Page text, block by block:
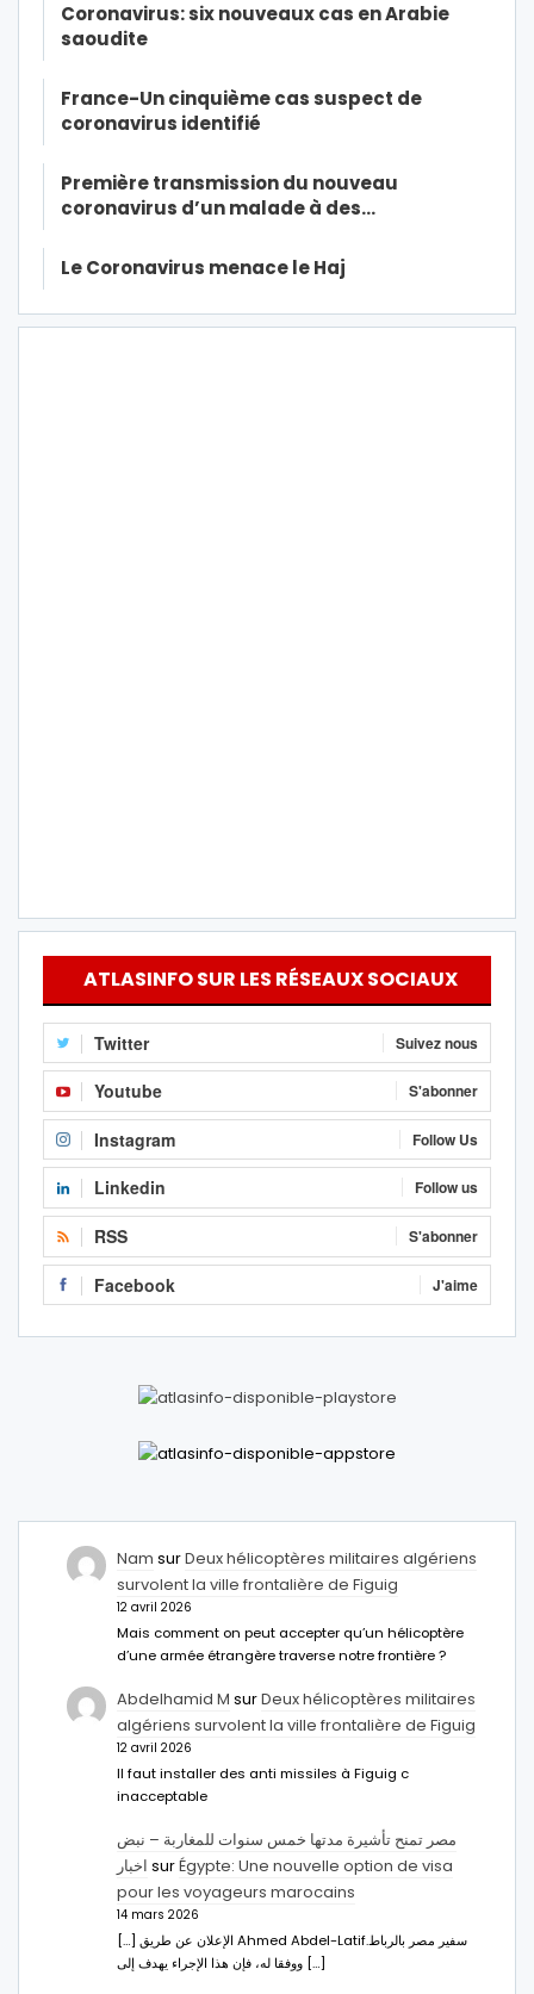
Coronavirus: six nouveaux cas en Arabie
saoudite
France-Un cinquième cas suspect de
coronavirus identifié
Première transmission du nouveau
coronavirus d’un malade à des…
Le Coronavirus menace le Haj
ATLASINFO SUR LES RÉSEAUX SOCIAUX
Twitter Suivez nous
Youtube S'abonner
Instagram Follow Us
Linkedin Follow us
RSS S'abonner
Facebook J'aime
Nam surDeux hélicoptères militaires algériens
survolent la ville frontalière de Figuig
12 avril 2026
Mais comment on peut accepter qu’un hélicoptère
d’une armée étrangère traverse notre frontière ?
Abdelhamid M surDeux hélicoptères militaires
algériens survolent la ville frontalière de Figuig
12 avril 2026
Il faut installer des anti missiles à Figuig c
inacceptable
مصر تمنح تأشيرة مدتها خمس سنوات للمغاربة – نبض
اخبار surÉgypte: Une nouvelle option de visa
pour les voyageurs marocains
14 mars 2026
[…] الإعلان عن طريق Ahmed Abdel-Latifسفير مصر بالرباط.
ووفقا له، فإن هذا الإجراء يهدف إلى […]